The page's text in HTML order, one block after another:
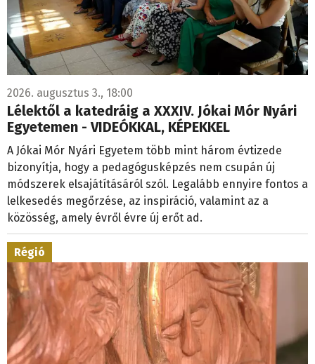
2026. augusztus 3., 18:00
Lélektől a katedráig a XXXIV. Jókai Mór Nyári
Egyetemen - VIDEÓKKAL, KÉPEKKEL
A Jókai Mór Nyári Egyetem több mint három évtizede
bizonyítja, hogy a pedagógusképzés nem csupán új
módszerek elsajátításáról szól. Legalább ennyire fontos a
lelkesedés megőrzése, az inspiráció, valamint az a
közösség, amely évről évre új erőt ad.
Régió